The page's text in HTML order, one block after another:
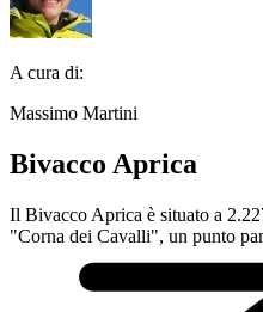
A cura di:
Massimo Martini
Bivacco Aprica
Il Bivacco Aprica è situato a
"Corna dei Cavalli", un punto